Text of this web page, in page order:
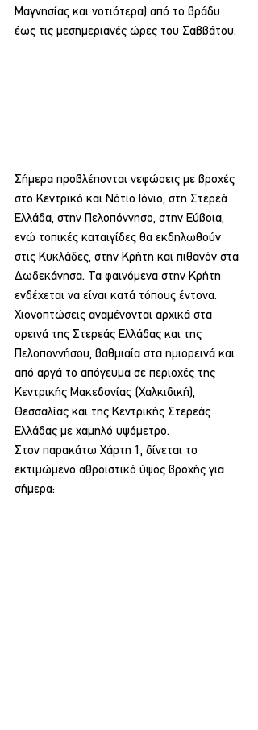
Μαγνησίας και νοτιότερα) από το βράδυ
έως τις μεσημεριανές ώρες του Σαββάτου.
Σήμερα προβλέπονται νεφώσεις με βροχές
στο Κεντρικό και Νότιο Ιόνιο, στη Στερεά
Ελλάδα, στην Πελοπόννησο, στην Εύβοια,
ενώ τοπικές καταιγίδες θα εκδηλωθούν
στις Κυκλάδες, στην Κρήτη και πιθανόν στα
Δωδεκάνησα. Τα φαινόμενα στην Κρήτη
ενδέχεται να είναι κατά τόπους έντονα.
Χιονοπτώσεις αναμένονται αρχικά στα
ορεινά της Στερεάς Ελλάδας και της
Πελοποννήσου, βαθμιαία στα ημιορεινά και
από αργά το απόγευμα σε περιοχές της
Κεντρικής Μακεδονίας (Χαλκιδική),
Θεσσαλίας και της Κεντρικής Στερεάς
Ελλάδας με χαμηλό υψόμετρο.
Στον παρακάτω Χάρτη 1, δίνεται το
εκτιμώμενο αθροιστικό ύψος βροχής για
σήμερα: